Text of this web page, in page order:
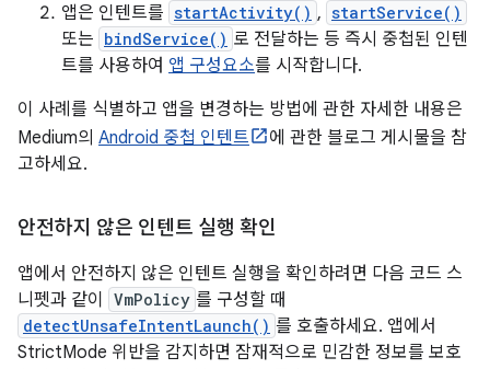
앱은 인텐트를 startActivity() , startService()
또는 bindService() 로 전달하는 등 즉시 중첩된 인텐
트를 사용하여 앱 구성요소를 시작합니다.
이 사례를 식별하고 앱을 변경하는 방법에 관한 자세한 내용은
Medium의 Android 중첩 인텐트
에 관한 블로그 게시물을 참
고하세요.
안전하지 않은 인텐트 실행 확인
앱에서 안전하지 않은 인텐트 실행을 확인하려면 다음 코드 스
니펫과 같이
VmPolicy 를 구성할 때
detectUnsafeIntentLaunch() 를 호출하세요. 앱에서
StrictMode 위반을 감지하면 잠재적으로 민감한 정보를 보호